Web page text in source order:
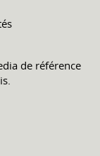
de référence